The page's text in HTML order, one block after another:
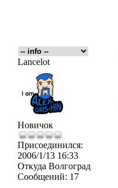
Lancelot
Новичок
Присоединился:
2006/1/13 16:33
Откуда Волгоград
Сообщений: 17